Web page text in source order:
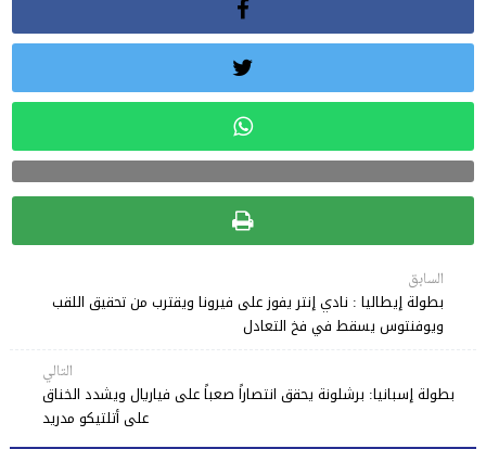
السابق
بطولة إيطاليا : نادي إنتر يفوز على فيرونا ويقترب من تحقيق اللقب
ويوفنتوس يسقط في فخ التعادل
التالي
بطولة إسبانيا: برشلونة يحقق انتصاراً صعباً على فياريال ويشدد الخناق
على أتلتيكو مدريد